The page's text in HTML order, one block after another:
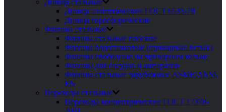
Днища стальные
Днища эллиптические ГОСТ 6533-78
Днища торосферические
Фланцы стальные
Фланцы стальные плоские
Фланцы воротниковые (приварные встык)
Фланцы свободные на приварном кольце
Фланцы для сосудов и аппаратов
Фланцы стальные зарубежные ASME/ANSI,
EN
Переходы стальные
Переходы концентрические ГОСТ 17378-